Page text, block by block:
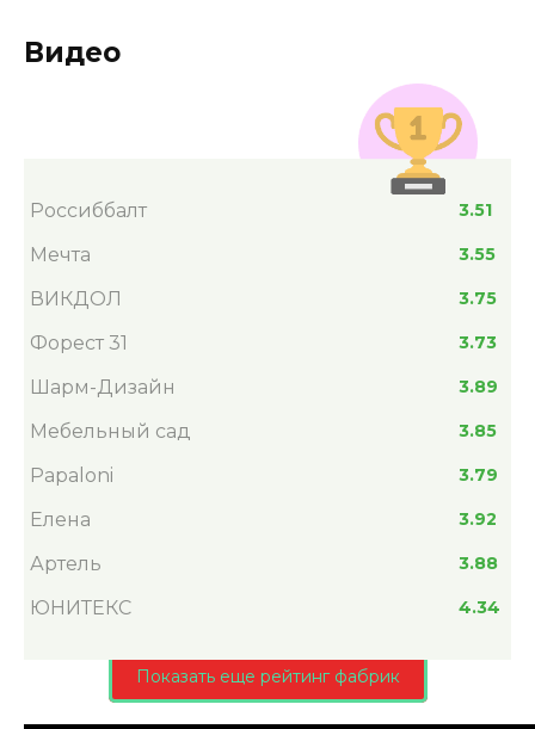
Видео
Россиббалт 3.51
Мечта 3.55
ВИКДОЛ 3.75
Форест 31 3.73
Шарм-Дизайн 3.89
Мебельный сад 3.85
Papaloni 3.79
Елена 3.92
Артель 3.88
ЮНИТЕКС 4.34
Показать еще рейтинг фабрик